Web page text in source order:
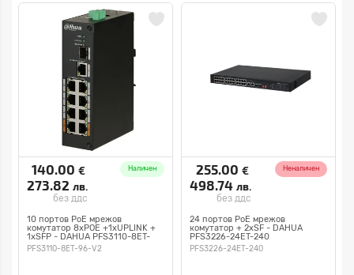
140.00 €
273.82 лв.
без ддс
Наличен
10 портов PoE мрежов
комутатор 8xPOE +1xUPLINK +
1xSFP - DAHUA PFS3110-8ET-
96-V2
PFS3110-8ET-96-V2
255.00 €
498.74 лв.
без ддс
Неналичен
24 портов PoE мрежов
комутатор + 2xSF - DAHUA
PFS3226-24ET-240
PFS3226-24ET-240